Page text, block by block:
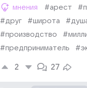
мнения #арест
#друг
#широта
#производство
#предприниматель
2 27